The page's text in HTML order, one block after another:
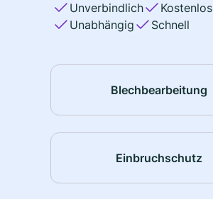
Unverbindlich
Kostenlos
Unabhängig
Schnell
Blechbearbeitung
Einbruchschutz